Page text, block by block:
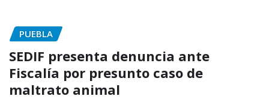
PUEBLA
SEDIF presenta denuncia ante
Fiscalía por presunto caso de
maltrato animal